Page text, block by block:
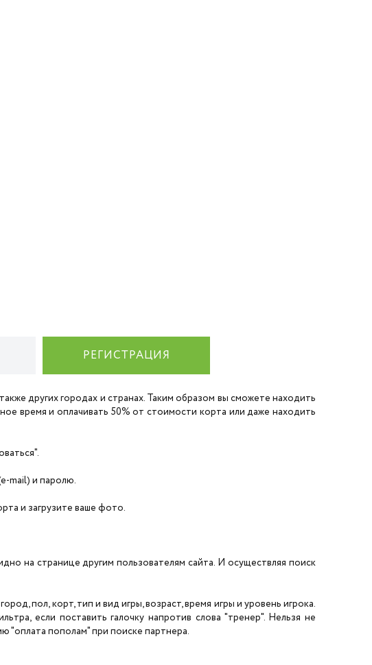
РЕГИСТРАЦИЯ
других городах и странах. Таким образом вы сможете находить
время и оплачивать 50% от стоимости корта или даже находить
mail) и паролю.
и загрузите ваше фото.
на странице другим пользователям сайта. И осуществляя поиск
пол, корт, тип и вид игры, возраст, время игры и уровень игрока.
если поставить галочку напротив слова "тренер". Нельзя не
"оплата пополам" при поиске партнера.